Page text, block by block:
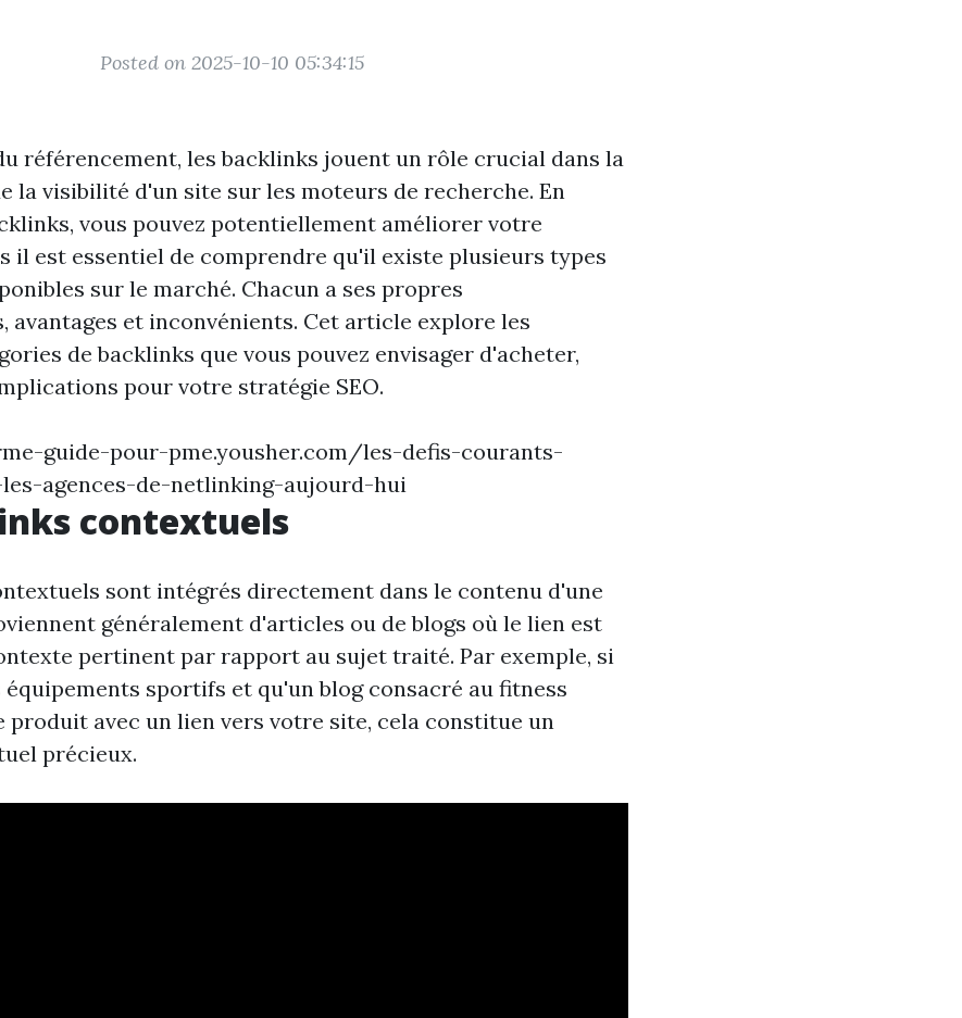
Posted on 2025-10-10 05:34:15
référencement, les backlinks jouent un rôle crucial dans la
la visibilité d'un site sur les moteurs de recherche. En
vous pouvez potentiellement améliorer votre
il est essentiel de comprendre qu'il existe plusieurs types
sur le marché. Chacun a ses propres
avantages et inconvénients. Cet article explore les
de backlinks que vous pouvez envisager d'acheter,
pour votre stratégie SEO.
guide-pour-pme.yousher.com/les-defis-courants-
agences-de-netlinking-aujourd-hui
contextuels
sont intégrés directement dans le contenu d'une
généralement d'articles ou de blogs où le lien est
pertinent par rapport au sujet traité. Par exemple, si
équipements sportifs et qu'un blog consacré au fitness
produit avec un lien vers votre site, cela constitue un
précieux.